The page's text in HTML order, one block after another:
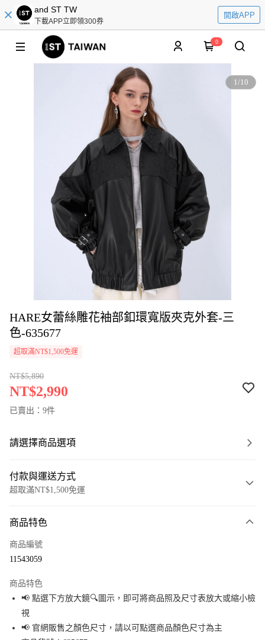
and ST TW
下載APP立即領300券
開啟APP
0
1/10
HARE女蕾絲雕花袖部釦環寬版夾克外套-三
色-635677
超取滿NT$1,500免運
NT$5,890
NT$2,990
已賣出：9件
請選擇商品選項
付款與運送方式
超取滿NT$1,500免運
信用卡一次付款
Apple Pay
街口支付
商品特色
商品編號
11543059
商品特色
📢 點選下方放大鏡🔍圖示，即可將商品照及尺寸表放大或縮小檢
視
📢 官網販售之顏色尺寸，請以可點選商品顏色尺寸為主